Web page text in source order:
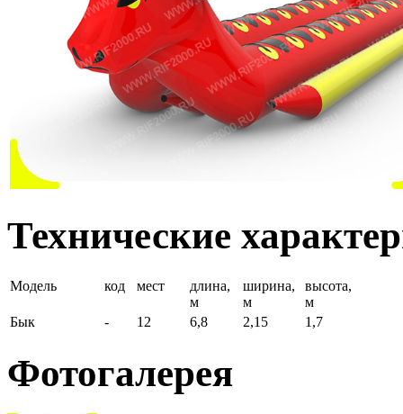
Технические
Модель код мест
длина,
м
ширина,
м
высота,
м
Бык
- 12 6,8 2,15 1,7
Фотогалерея